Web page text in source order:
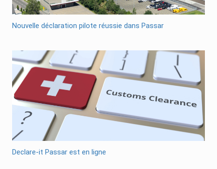
Nouvelle déclaration pilote réussie dans Passar
Declare-it Passar est en ligne